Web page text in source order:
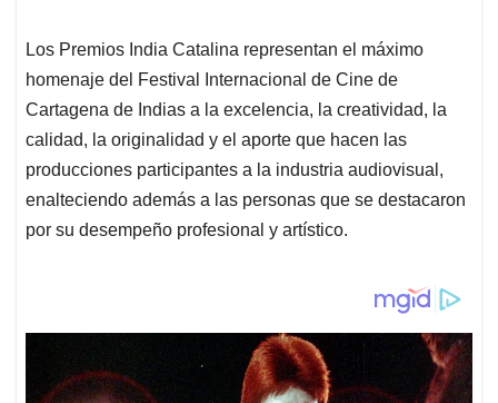
Los Premios India Catalina representan el máximo
homenaje del Festival Internacional de Cine de
Cartagena de Indias a la excelencia, la creatividad, la
calidad, la originalidad y el aporte que hacen las
producciones participantes a la industria audiovisual,
enalteciendo además a las personas que se destacaron
por su desempeño profesional y artístico.